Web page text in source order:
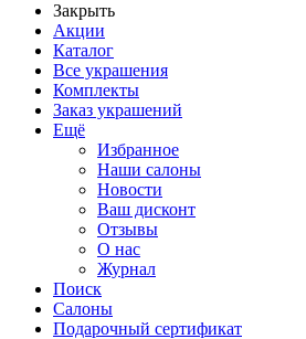
Закрыть
Акции
Каталог
Все украшения
Комплекты
Заказ украшений
Ещё
Избранное
Наши салоны
Новости
Ваш дисконт
Отзывы
О нас
Журнал
Поиск
Салоны
Подарочный сертификат